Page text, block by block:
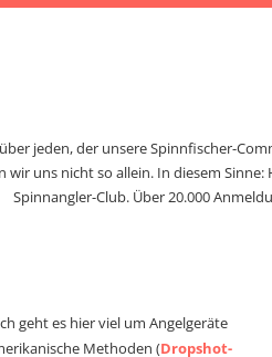
jeden, der unsere Spinnfischer-
wir uns nicht so allein. In diesem
Spinnangler-Club. Über 20.000
geht es hier viel um Angelgeräte
Methoden (Dropshot-